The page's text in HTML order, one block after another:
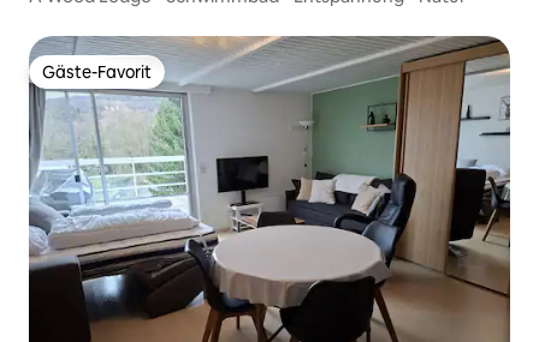
Gäste-Favorit
Gäste-Favorit